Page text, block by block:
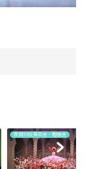
世田谷校発表会・勉強会